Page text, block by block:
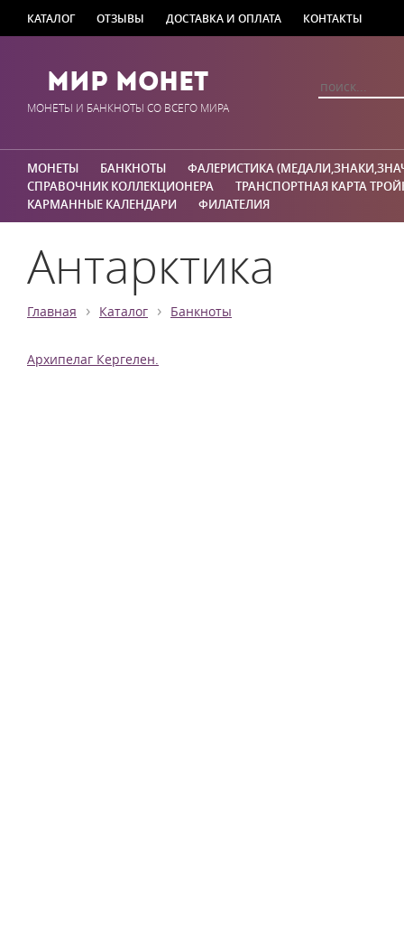
КАТАЛОГ ОТЗЫВЫ ДОСТАВКА И ОПЛАТА КОНТАКТЫ
Мир Монет
МОНЕТЫ И БАНКНОТЫ СО ВСЕГО МИРА
МОНЕТЫ БАНКНОТЫ
ФАЛЕРИСТИКА
СПРАВОЧНИК КОЛЛЕКЦИОНЕРА
ТРАНСПОРТНАЯ КАРТА
КАРМАННЫЕ КАЛЕНДАРИ
ФИЛАТЕЛИЯ
Антарктика
Главная › Каталог › Банкноты
Архипелаг Кергелен.